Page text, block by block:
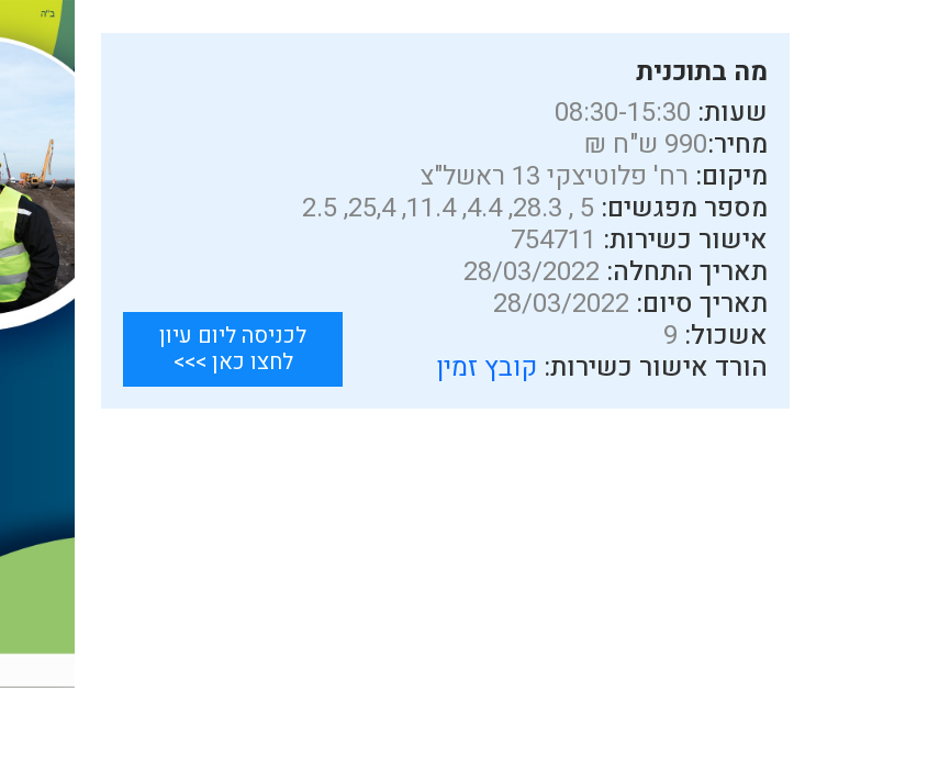
מה בתוכנית
שעות:
מחיר:990 ש"ח ₪
מיקום: רח' פלוטיצקי 13 ראשל"צ
מספר מפגשים:
אישור כשירות:
תאריך התחלה:
תאריך סיום:
אשכול:
הורד אישור כשירות: קובץ זמין
לכניסה ליום עיון
לחצו כאן >>>